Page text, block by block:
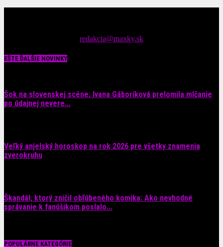
redakcia@maxky.sk
EŠTE ĎALŠIE NOVINKY
Šok na slovenskej scéne: Ivana Gáboríková prelomila mlčanie
po údajnej nevere...
Veľký anjelský horoskop na rok 2026 pre všetky znamenia
zverokruhu
Škandál, ktorý zničil obľúbeného komika: Ako nevhodné
správanie k fanúšikom poslalo...
POPULÁRNE KATEGÓRIE